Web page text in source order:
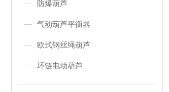
防爆葫芦
气动葫芦平衡器
欧式钢丝绳葫芦
环链电动葫芦